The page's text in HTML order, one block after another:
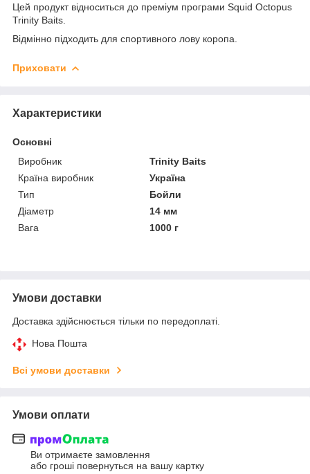
Цей продукт відноситься до преміум програми Squid Octopus
Trinity Baits.
Відмінно підходить для спортивного лову коропа.
Приховати
Характеристики
Основні
Виробник
Trinity Baits
Країна виробник
Україна
Тип
Бойли
Діаметр
14 мм
Вага
1000 г
Умови доставки
Доставка здійснюється тільки по передоплаті.
Нова Пошта
Всі умови доставки
Умови оплати
Ви отримаєте замовлення
або гроші повернуться на вашу картку